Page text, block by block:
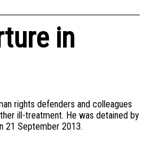
in
rights defenders and colleagues
ill-treatment. He was detained by
21 September 2013.